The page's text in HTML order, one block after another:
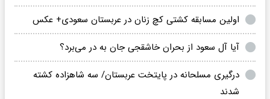
اولین مسابقه کشتی کچ زنان در عربستان سعودی+ عکس
آیا آل سعود از بحران خاشقجی جان به در می‌برد؟
درگیری مسلحانه در پایتخت عربستان/ سه شاهزاده کشته
شدند